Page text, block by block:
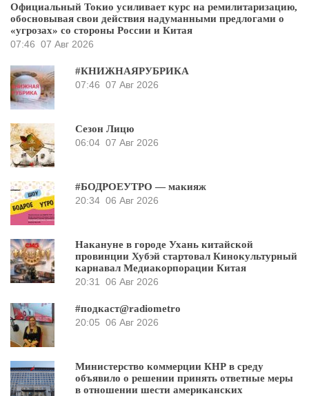
Официальный Токио усиливает курс на ремилитаризацию,
обосновывая свои действия надуманными предлогами о
«угрозах» со стороны России и Китая
07:46 07 Авг 2026
#КНИЖНАЯРУБРИКА
07:46 07 Авг 2026
Сезон Лицю
06:04 07 Авг 2026
#БОДРОЕУТРО — макияж
20:34 06 Авг 2026
Накануне в городе Ухань китайской
провинции Хубэй стартовал Кинокультурный
карнавал Медиакорпорации Китая
20:31
06 Авг 2026
#подкаст@radiometro
20:05 06 Авг 2026
Министерство коммерции КНР в среду
объявило о решении принять ответные меры
в отношении шести американских